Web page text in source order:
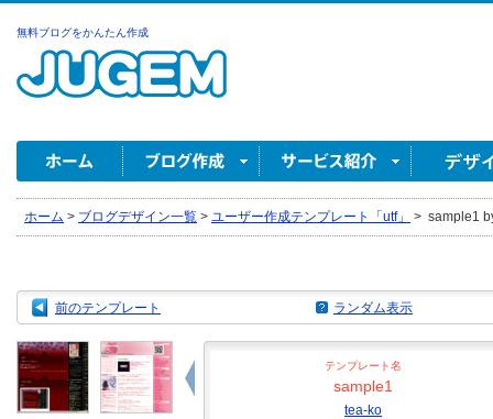
無料ブログをかんたん作成
ホーム > ブログデザイン一覧 > ユーザー作成テンプレート「utf」 > sample1
前のテンプレート ランダム表示
テンプレート名
sample1
tea-ko